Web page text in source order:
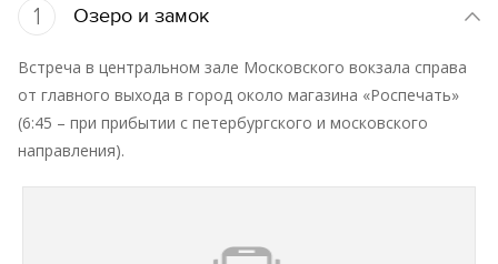
1 Озеро и замок
Встреча в центральном зале Московского вокзала справа
от главного выхода в город около магазина «Роспечать»
(6:45 – при прибытии с петербургского и московского
направления).